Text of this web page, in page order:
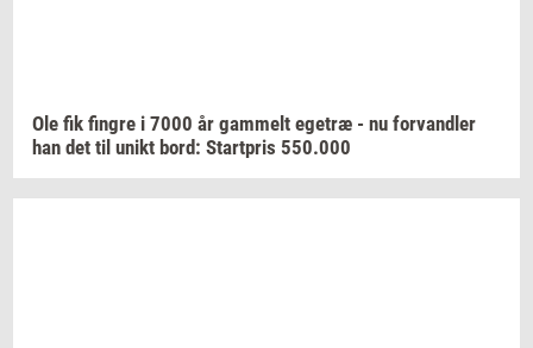
Ole fik fin­gre i 7000 år gam­melt ege­træ - nu for­vand­ler
han det til unikt bord: Start­pris 550.000